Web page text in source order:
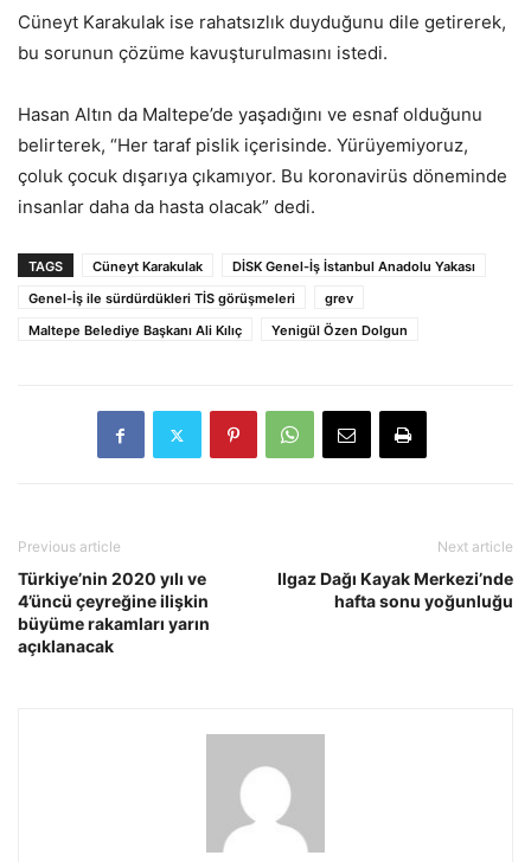
Cüneyt Karakulak ise rahatsızlık duyduğunu dile getirerek,
bu sorunun çözüme kavuşturulmasını istedi.
Hasan Altın da Maltepe’de yaşadığını ve esnaf olduğunu
belirterek, “Her taraf pislik içerisinde. Yürüyemiyoruz,
çoluk çocuk dışarıya çıkamıyor. Bu koronavirüs döneminde
insanlar daha da hasta olacak” dedi.
TAGS Cüneyt Karakulak
DİSK Genel-İş İstanbul Anadolu Yakası
Genel-İş ile sürdürdükleri TİS görüşmeleri
grev
Maltepe Belediye Başkanı Ali Kılıç
Yenigül Özen Dolgun
Previous article
Türkiye’nin 2020 yılı ve
4’üncü çeyreğine ilişkin
büyüme rakamları yarın
açıklanacak
Next article
Ilgaz Dağı Kayak Merkezi’nde
hafta sonu yoğunluğu